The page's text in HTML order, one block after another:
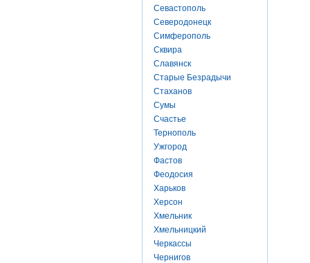
Севастополь
Северодонецк
Симферополь
Сквира
Славянск
Старые Безрадычи
Стаханов
Сумы
Счастье
Тернополь
Ужгород
Фастов
Феодосия
Харьков
Херсон
Хмельник
Хмельницкий
Черкассы
Чернигов